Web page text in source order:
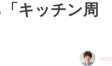
キッチン周
non